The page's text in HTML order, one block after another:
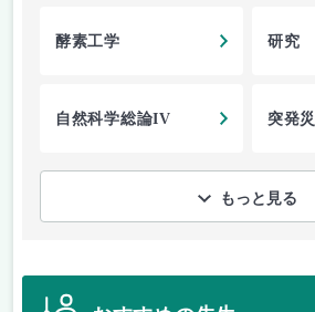
酵素工学 研究
自然科学総論IV 突発
もっと見る